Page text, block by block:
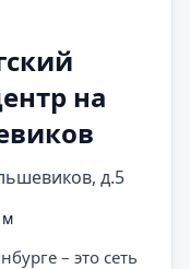
на
д.5
м
– это сеть